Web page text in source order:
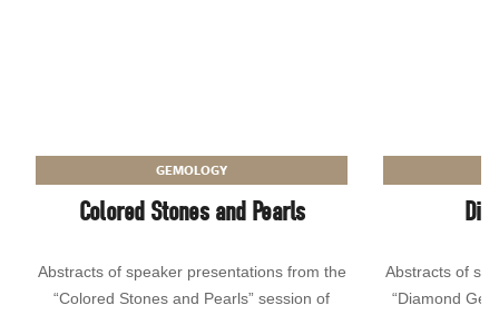
GEMOLOGY
Colored Stones and Pearls
Abstracts of speaker presentations from the
“Colored Stones and Pearls” session of
Abstracts of
“Diamond